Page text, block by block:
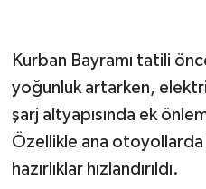
Kurban Bayramı tatili
yoğunluk artarken,
şarj altyapısında ek
Özellikle ana
hazırlıklar hızlandırıldı.